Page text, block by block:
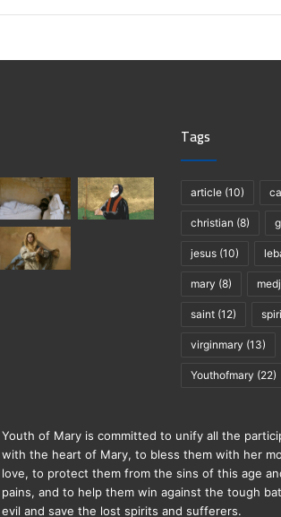
Tags
article (10)
christian (8)
jesus (10)
mary (8)
saint (12)
virginmary (13)
Youthofmary (22)
Youth of Mary is committed to unify all the
with the heart of Mary, to bless them with her
love, to protect them from the sins of this age
pains, and to help them win against the tough
evil and save the lost spirits and sufferers.